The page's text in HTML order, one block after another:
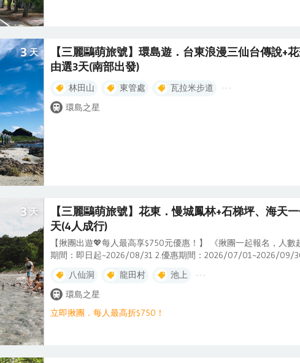
3 天
【三麗鷗萌旅號】環島遊．台東浪漫三仙台傳說+
由選3天(南部出發)
林田山 東管處
瓦拉米步道
環島之星
3 天
【三麗鷗萌旅號】花東．慢城鳳林+石梯坪、海天
天(4人成行)
【揪團出遊💖每人最高享$750元優惠！】 《揪團一起報名，人數
期間：即日起~2026/08/31 2.優惠期間：2026/07/01~2026/09/
類推，上述優惠僅限同時報名，並於同一訂單內（嬰兒及孩童不佔
【相關注意事項】 1.此專案不得變更行程內容(包含出發日期)。※
同自動放棄此項優惠，需補足差額。 2.易遊網保留變更、修改、終
◆【全台獨家】萌萌觀光列車，人氣餐點，在地小吃。(部份區間
八仙洞 龍田村
池上
環島之星
立即揪團．每人最高折$750！